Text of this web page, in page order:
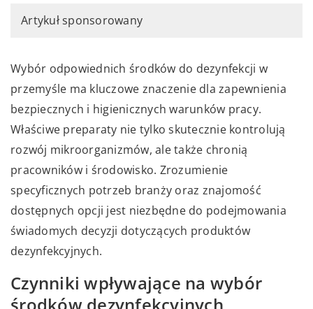
Artykuł sponsorowany
Wybór odpowiednich środków do dezynfekcji w
przemyśle ma kluczowe znaczenie dla zapewnienia
bezpiecznych i higienicznych warunków pracy.
Właściwe preparaty nie tylko skutecznie kontrolują
rozwój mikroorganizmów, ale także chronią
pracowników i środowisko. Zrozumienie
specyficznych potrzeb branży oraz znajomość
dostępnych opcji jest niezbędne do podejmowania
świadomych decyzji dotyczących produktów
dezynfekcyjnych.
Czynniki wpływające na wybór